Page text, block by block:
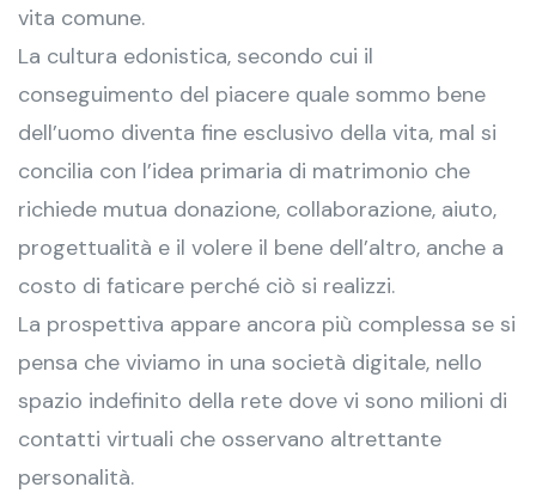
vita comune.
La cultura edonistica, secondo cui il
conseguimento del piacere quale sommo bene
dell’uomo diventa fine esclusivo della vita, mal si
concilia con l’idea primaria di matrimonio che
richiede mutua donazione, collaborazione, aiuto,
progettualità e il volere il bene dell’altro, anche a
costo di faticare perché ciò si realizzi.
La prospettiva appare ancora più complessa se si
pensa che viviamo in una società digitale, nello
spazio indefinito della rete dove vi sono milioni di
contatti virtuali che osservano altrettante
personalità.